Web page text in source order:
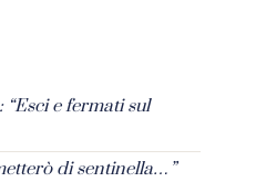
e fermati sul
di sentinella…”